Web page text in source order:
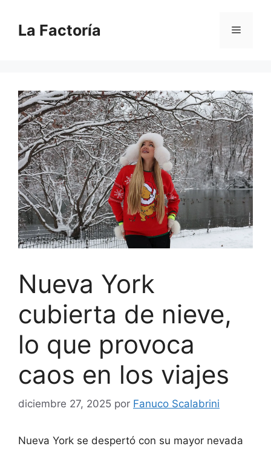
contenido
La Factoría Menú
Nueva York
cubierta de nieve,
lo que provoca
caos en los viajes
diciembre 27, 2025 por Fanuco Scalabrini
Nueva York se despertó con su mayor nevada